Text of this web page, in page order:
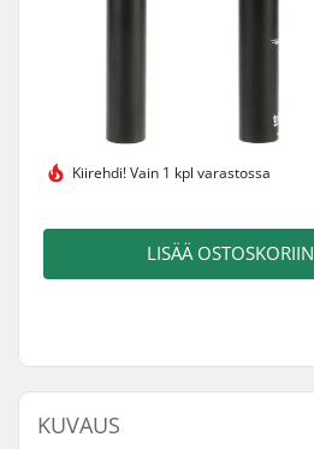
Kiirehdi!Vain 1 kpl varastossa
LISÄÄ OSTOSKORIIN
KUVAUS